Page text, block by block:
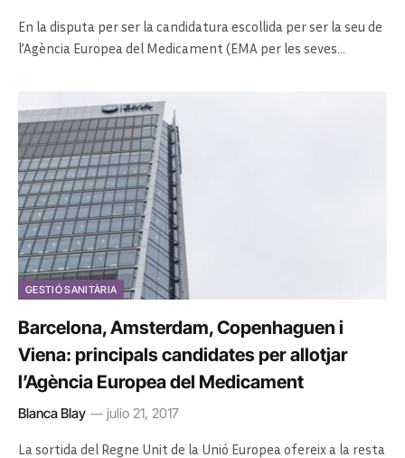
En la disputa per ser la candidatura escollida per ser la seu de
l’Agència Europea del Medicament (EMA per les seves…
GESTIÓ SANITÀRIA
Barcelona, ​​Amsterdam, Copenhaguen i
Viena: principals candidates per allotjar
l’Agència Europea del Medicament
Blanca Blay julio 21, 2017
La sortida del Regne Unit de la Unió Europea ofereix a la resta